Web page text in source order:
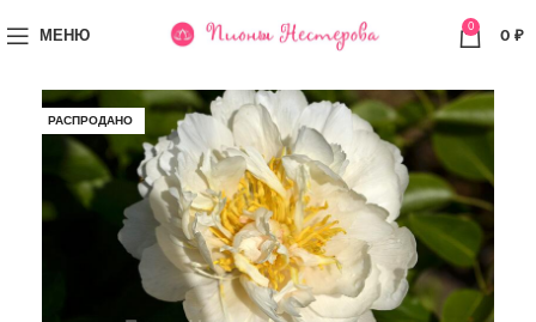
МЕНЮ 0 0 ₽
РАСПРОДАНО